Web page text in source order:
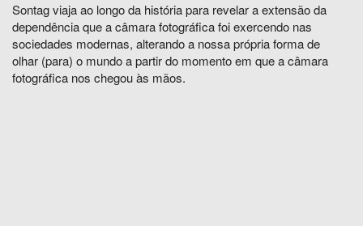
Sontag viaja ao longo da história para revelar a extensão da
dependência que a câmara fotográfica foi exercendo nas
sociedades modernas, alterando a nossa própria forma de
olhar (para) o mundo a partir do momento em que a câmara
fotográfica nos chegou às mãos.